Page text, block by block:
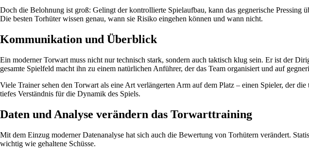
Doch die Belohnung ist groß: Gelingt der kontrollierte Spielaufbau, kann das gegnerische
Die besten Torhüter wissen genau, wann sie Risiko eingehen können und wann nicht.
Kommunikation und Überblick
Ein moderner Torwart muss nicht nur technisch stark, sondern auch taktisch klug sein. Er ist der
gesamte Spielfeld macht ihn zu einem natürlichen Anführer, der das Team organisiert und auf
Viele Trainer sehen den Torwart als eine Art verlängerten Arm auf dem Platz – einen Spieler, der
tiefes Verständnis für die Dynamik des Spiels.
Daten und Analyse verändern das Torwarttraining
Mit dem Einzug moderner Datenanalyse hat sich auch die Bewertung von Torhütern verändert.
wichtig wie gehaltene Schüsse.